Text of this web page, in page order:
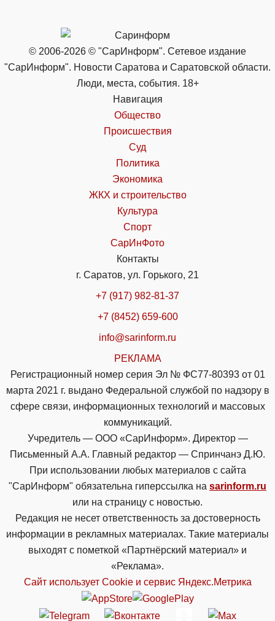
© 2006-2026 © "СарИнформ". Сетевое издание
"СарИнформ". Новости Саратова и Саратовской области.
Люди, места, события. 18+
Навигация
Общество
Происшествия
Суд
Политика
Экономика
ЖКХ и строительство
Культура
Спорт
СарИнФото
Контакты
г. Саратов, ул. Горького, 21
+7 (917) 982-81-37
+7 (8452) 659-600
info@sarinform.ru
РЕКЛАМА
Регистрационный номер серия Эл № ФС77-80393 от 01
марта 2021 г. выдано Федеральной службой по надзору в
сфере связи, информационных технологий и массовых
коммуникаций.
Учредитель — ООО «СарИнформ». Директор —
Письменный А.А. Главный редактор — Спринчанэ Д.Ю.
При использовании любых материалов с сайта
"СарИнформ" обязательна гиперссылка на sarinform.ru
или на страницу с новостью.
Редакция не несет ответственность за достоверность
информации в рекламных материалах. Такие материалы
выходят с пометкой «Партнёрский материал» и
«Реклама».
Сайт использует Cookie и сервиc Яндекс.Метрика